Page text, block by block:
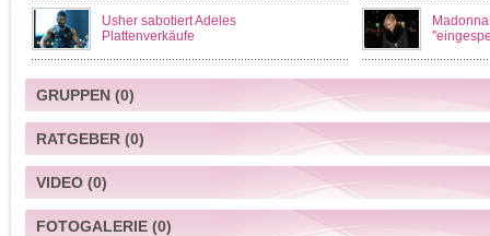
Usher sabotiert Adeles
Plattenverkäufe
GRUPPEN(0)
RATGEBER(0)
VIDEO(0)
FOTOGALERIE(0)